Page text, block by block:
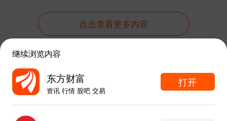
二、四大利空：海外宏云密布
1. 美联储“换帅”，市场已提前“加息”
北京时间5月15日，凯文·沃什正式接替鲍
威尔，市场给他的“见面礼”却是债市的一
点击查看更多内容
资讯
触屏版
电脑版
东方财富APP内打开
继续浏览内容
东方财富
资讯 行情 股吧 交易
打开